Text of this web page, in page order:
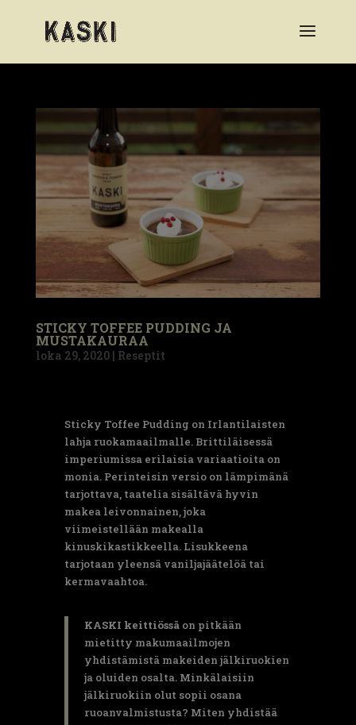
STICKY TOFFEE PUDDING JA
MUSTAKAURAA
loka 29, 2020| Reseptit
Sticky Toffee Pudding on Irlantilaisten
lahja ruokamaailmalle. Brittiläisessä
imperiumissa erilaisia variaatioita on
monia. Perinteisin versio on lämpimänä
tarjottava, taatelia sisältävä hyvin
makea leivonnainen, joka
viimeistellään makealla
kinuskikastikkeella. Lisukkeena
tarjotaan yleensä vaniljajäätelöä tai
kermavaahtoa.
KASKI keittiössäon pitkään
mietitty makumaailmojen
yhdistämistä makeiden jälkiruokien
ja oluiden osalta. Minkälaisiin
jälkiruokiin olut sopii osana
ruoanvalmistusta? Miten yhdistää